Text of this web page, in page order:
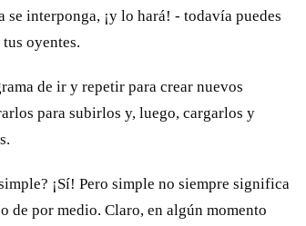
se interponga, ¡y lo hará! - todavía puedes
oyentes.
de ir y repetir para crear nuevos
para subirlos y, luego, cargarlos y
¡Sí! Pero simple no siempre significa
de por medio. Claro, en algún momento